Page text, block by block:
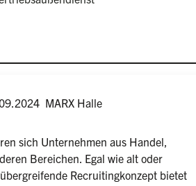
MARX Halle
sich Unternehmen aus Handel,
Bereichen. Egal wie alt oder
Recruitingkonzept bietet